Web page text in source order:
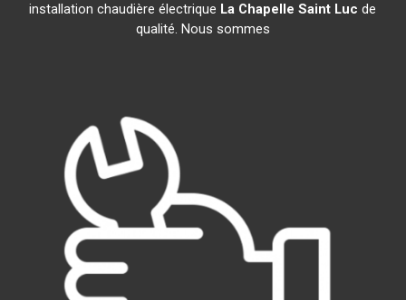
installation chaudière électrique La Chapelle Saint Luc de
qualité. Nous sommes